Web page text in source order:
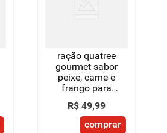
ração quatree
gourmet sabor
peixe, carne e
frango para
cães filhotes
3kg
R$ 49,99
comprar